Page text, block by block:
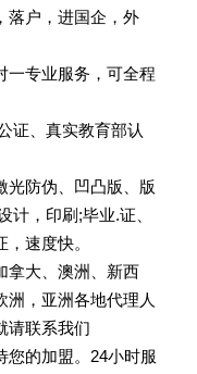
落户，进国企，外
专业服务，可全程
证、真实教育部认
防伪、凹凸版、版
计，印刷;毕业.证、
速度快。
拿大、澳洲、新西
洲，亚洲各地代理人
请联系我们
的加盟。24小时服